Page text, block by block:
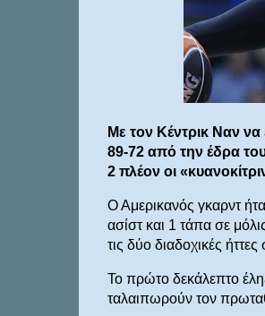
Με τον Κέντρικ Ναν
89-72 από την έδρα
2 πλέον οι
Ο Αμερικανός γκαρντ
ασίστ και 1 τάπα σε
τις δύο διαδοχικές
Το πρώτο δεκάλεπτο
ταλαιπωρούν τον